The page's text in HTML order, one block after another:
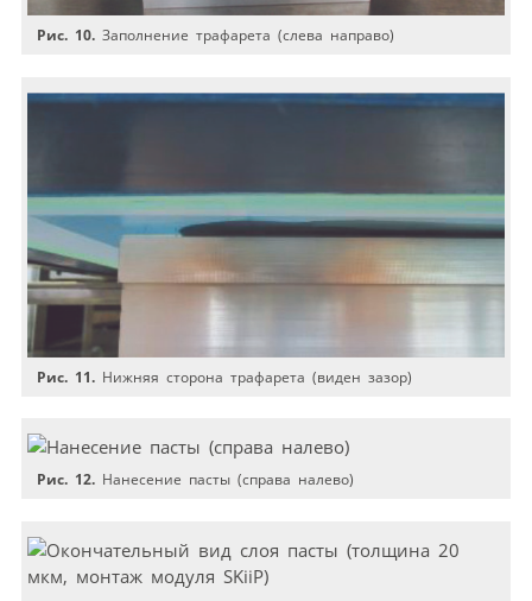
Рис. 10. Заполнение трафарета (слева направо)
Рис. 11. Нижняя сторона трафарета (виден зазор)
Рис. 12. Нанесение пасты (справа налево)